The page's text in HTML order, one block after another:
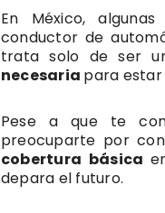
En México,
conductor de
trata solo de ser
necesaria para estar
Pese a que te
preocuparte por
cobertura básica
depara el futuro.